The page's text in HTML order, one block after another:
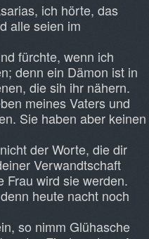
ich hörte, das
alle seien im
fürchte, wenn ich
denn ein Dämon ist in
die sih ihr nähern.
meines Vaters und
Sie haben aber keinen
der Worte, die dir
Verwandtschaft
Frau wird sie werden.
heute nacht noch
so nimm Glühasche